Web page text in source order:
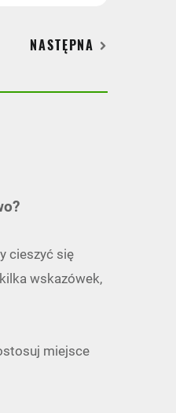
NASTĘPNA
cieszyć się
wskazówek,
miejsce